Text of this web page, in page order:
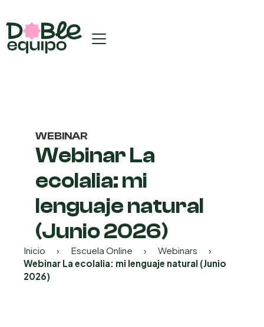
WEBINAR
Webinar La
ecolalia: mi
lenguaje natural
(Junio 2026)
Inicio › Escuela Online › Webinars
›
Webinar La ecolalia: mi lenguaje natural (Junio
2026)